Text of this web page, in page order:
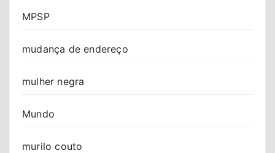
MPSP
mudança de endereço
mulher negra
Mundo
murilo couto